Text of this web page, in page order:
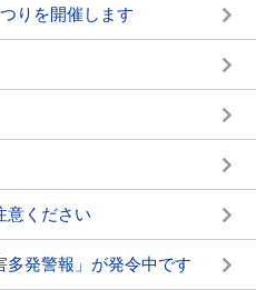
りを開催します
意ください
発警報」が発令中です